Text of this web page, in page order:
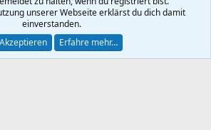
Datenschutz Hilfe
R
® © 2010-2026 XenForo Ltd.
unserer Webseite erklärst du dich damit
einverstanden.
Akzeptieren
Erfahre mehr…